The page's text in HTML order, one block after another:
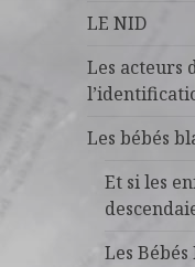
LE NID
Les acteurs
Les bébés
Et si les
Les Bébés